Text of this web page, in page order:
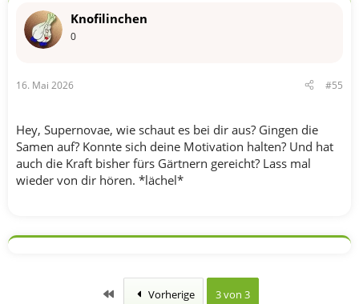
Knofilinchen
0
16. Mai 2026 #55
Hey, Supernovae, wie schaut es bei dir aus? Gingen die
Samen auf? Konnte sich deine Motivation halten? Und hat
auch die Kraft bisher fürs Gärtnern gereicht? Lass mal
wieder von dir hören. *lächel*
Erste Vorherige 3 von 3